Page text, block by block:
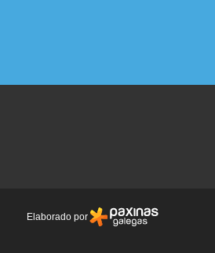
Elaborado por